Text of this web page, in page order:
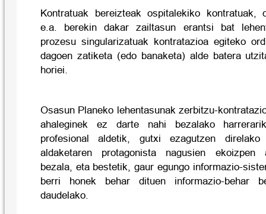
Kontratuak bereizteak ospitalekiko kontratuak,
e.a. berekin dakar zailtasun erantsi bat
prozesu singularizatuak kontratazioa egiteko
dagoen zatiketa (edo banaketa) alde batera
horiei.
Osasun Planeko lehentasunak zerbitzu-
ahaleginek ez darte nahi bezalako
profesional aldetik, gutxi ezagutzen
aldaketaren protagonista nagusien ekoizpen
bezala, eta bestetik, gaur egungo informazio-
berri honek behar dituen informazio-behar
daudelako.